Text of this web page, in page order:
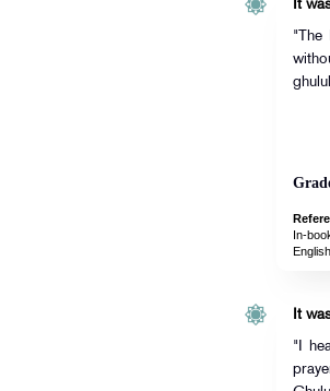
It
"The
In-
It
"I